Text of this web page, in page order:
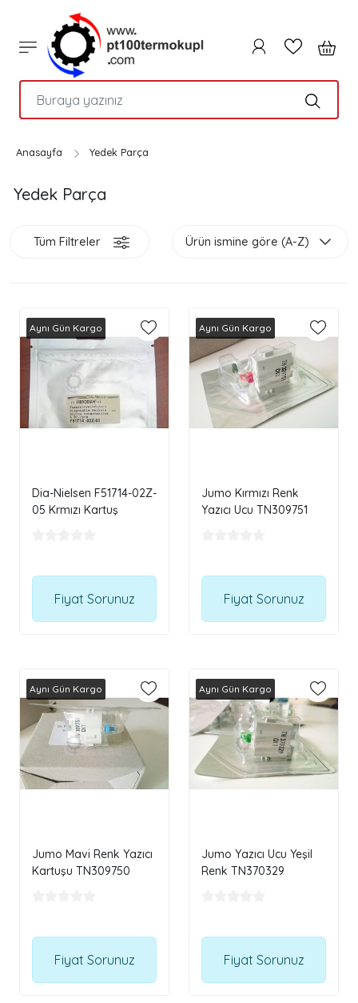
Anasayfa Yedek Parça
Yedek Parça
Tüm Filtreler Ürün ismine göre (A-Z)
Aynı Gün Kargo
Dia-Nielsen F51714-02Z-
05 Krmızı Kartuş
Fiyat Sorunuz
Aynı Gün Kargo
Jumo Kırmızı Renk
Yazıcı Ucu TN309751
Fiyat Sorunuz
Aynı Gün Kargo
Jumo Mavi Renk Yazıcı
Kartuşu TN309750
Fiyat Sorunuz
Aynı Gün Kargo
Jumo Yazıcı Ucu Yeşil
Renk TN370329
Fiyat Sorunuz